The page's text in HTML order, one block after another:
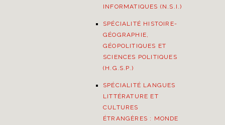
INFORMATIQUES (N.S.I.)
SPÉCIALITÉ HISTOIRE-
GÉOGRAPHIE,
GÉOPOLITIQUES ET
SCIENCES POLITIQUES
(H.G.S.P.)
SPÉCIALITÉ LANGUES
LITTÉRATURE ET
CULTURES
ÉTRANGÈRES : MONDE